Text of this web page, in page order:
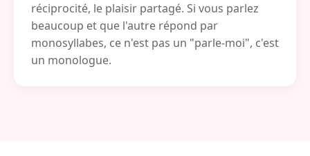
réciprocité, le plaisir partagé. Si vous parlez
beaucoup et que l'autre répond par
monosyllabes, ce n'est pas un "parle-moi", c'est
un monologue.